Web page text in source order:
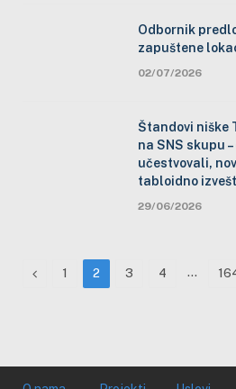
Odbornik
zapuštene
02/07/2026
Štandovi niške
na SNS skupu
učestvovali,
tabloidno
29/06/2026
Previous
1 2 3 4 …